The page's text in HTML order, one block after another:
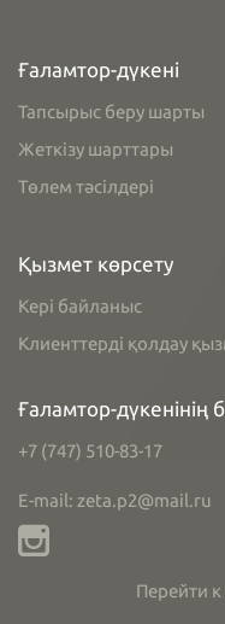
Ғаламтор-дүкені
Тапсырыс беру шарты
Жеткізу шарттары
Төлем тәсілдері
Қызмет көрсету
Кері байланыс
Клиенттерді қолдау
Ғаламтор-дүкенінің
+7 (747) 510-83-17
E-mail: zeta.p2@mail.ru
Перейти